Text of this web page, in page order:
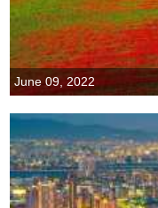
June 09, 2022